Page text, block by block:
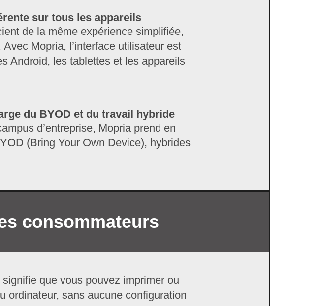
sur tous les appareils
de la même expérience simplifiée,
Mopria, l’interface utilisateur est
Android, les tablettes et les appareils
du BYOD et du travail hybride
d’entreprise, Mopria prend en
(Bring Your Own Device), hybrides
consommateurs
que vous pouvez imprimer ou
ordinateur, sans aucune configuration